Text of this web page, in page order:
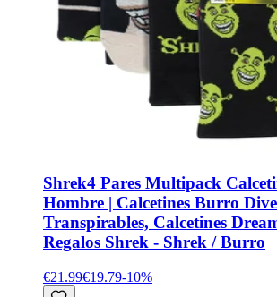
Shrek4 Pares Multipack
Hombre | Calcetines Burro
Transpirables, Calcetines
Regalos Shrek - Shrek / Burro
€21.99€19.79-10%